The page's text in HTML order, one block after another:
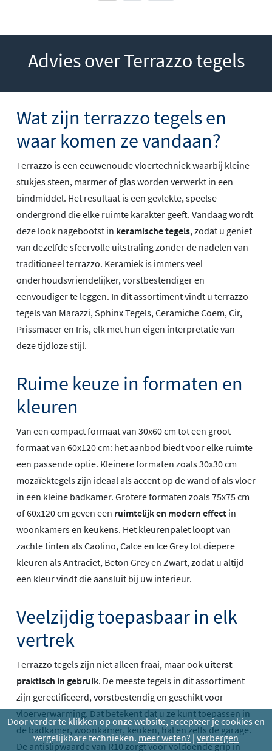
Door verder te klikken op onze website, accepteer je cookies en
vergelijkbare technieken. meer weten? | verbergen
Advies over Terrazzo tegels
Wat zijn terrazzo tegels en
waar komen ze vandaan?
Terrazzo is een eeuwenoude vloertechniek waarbij kleine
stukjes steen, marmer of glas worden verwerkt in een
bindmiddel. Het resultaat is een gevlekte, speelse
ondergrond die elke ruimte karakter geeft. Vandaag wordt
deze look nagebootst in keramische tegels, zodat u geniet
van dezelfde sfeervolle uitstraling zonder de nadelen van
traditioneel terrazzo. Keramiek is immers veel
onderhoudsvriendelijker, vorstbestendiger en
eenvoudiger te leggen. In dit assortiment vindt u terrazzo
tegels van Marazzi, Sphinx Tegels, Ceramiche Coem, Cir,
Prissmacer en Iris, elk met hun eigen interpretatie van
deze tijdloze stijl.
Ruime keuze in formaten en
kleuren
Van een compact formaat van 30x60 cm tot een groot
formaat van 60x120 cm: het aanbod biedt voor elke ruimte
een passende optie. Kleinere formaten zoals 30x30 cm
mozaïektegels zijn ideaal als accent op de wand of als vloer
in een kleine badkamer. Grotere formaten zoals 75x75 cm
of 60x120 cm geven een ruimtelijk en modern effect in
woonkamers en keukens. Het kleurenpalet loopt van
zachte tinten als Caolino, Calce en Ice Grey tot diepere
kleuren als Antraciet, Beton Grey en Zwart, zodat u altijd
een kleur vindt die aansluit bij uw interieur.
Veelzijdig toepasbaar in elk
vertrek
Terrazzo tegels zijn niet alleen fraai, maar ook uiterst
praktisch in gebruik. De meeste tegels in dit assortiment
zijn gerectificeerd, vorstbestendig en geschikt voor
vloerverwarming. Dat betekent dat u ze kunt toepassen in
de badkamer, woonkamer, keuken, hal en zelfs de garage.
De antislipwaarde van R10 zorgt voor voldoende grip in